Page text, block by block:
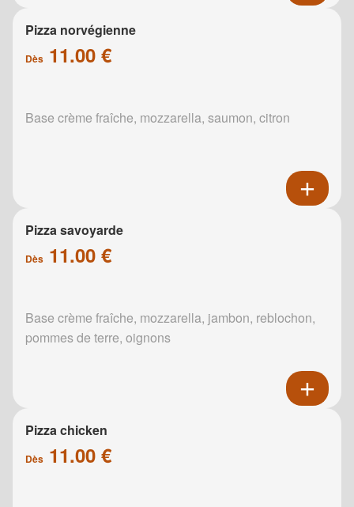
Pizza norvégienne
Dès 11.00 €
Base crème fraîche, mozzarella, saumon, citron
Pizza savoyarde
Dès 11.00 €
Base crème fraîche, mozzarella, jambon, reblochon,
pommes de terre, oignons
Pizza chicken
Dès 11.00 €